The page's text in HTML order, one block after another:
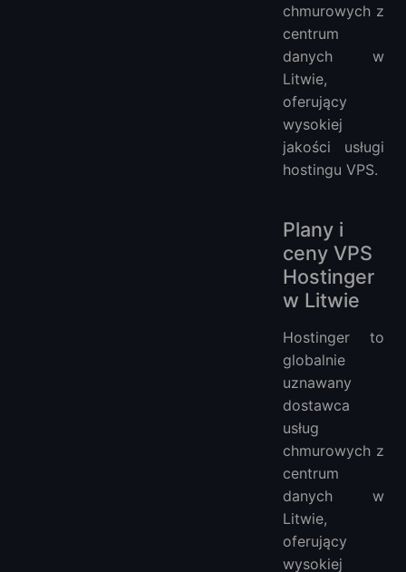
chmurowych z
centrum
danych w
Litwie,
oferujący
wysokiej
jakości usługi
hostingu VPS.
Plany i
ceny VPS
Hostinger
w Litwie
Hostinger to
globalnie
uznawany
dostawca
usług
chmurowych z
centrum
danych w
Litwie,
oferujący
wysokiej